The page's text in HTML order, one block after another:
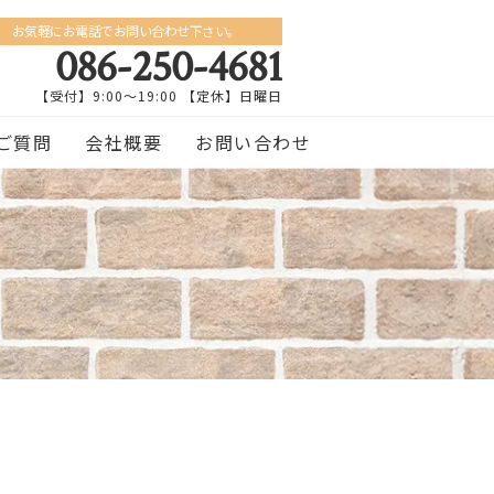
お気軽にお電話でお問い合わせ下さい。
086-250-4681
【受付】9:00〜19:00 【定休】日曜日
質問 会社概要 お問い合わせ